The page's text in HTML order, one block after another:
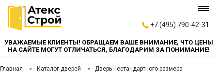
+7 (495) 790-42-31
УВАЖАЕМЫЕ КЛИЕНТЫ! ОБРАЩАЕМ ВАШЕ ВНИМАНИЕ, ЧТО ЦЕНЫ
НА САЙТЕ МОГУТ ОТЛИЧАТЬСЯ, БЛАГОДАРИМ ЗА ПОНИМАНИЕ!
Главная Каталог дверей Дверь нестандартного размера